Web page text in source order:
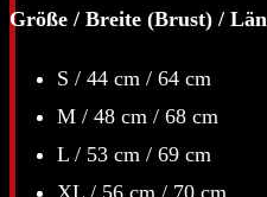
Größe / Breite (Brust) /
S / 44 cm / 64 cm
M / 48 cm / 68 cm
L / 53 cm / 69 cm